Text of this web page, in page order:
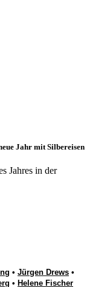
Jahr mit Silbereisen
Jahres in der
• Jürgen Drews •
• Helene Fischer